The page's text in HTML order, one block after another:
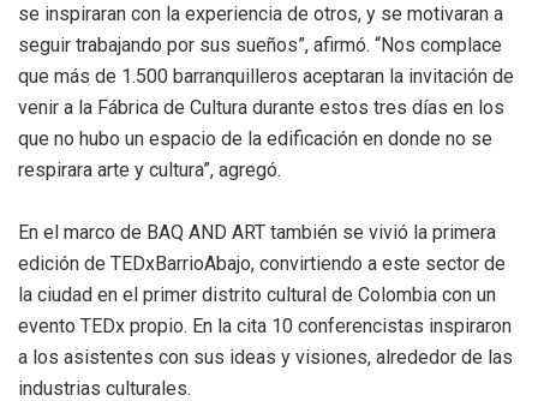
se inspiraran con la experiencia de otros, y se motivaran a
seguir trabajando por sus sueños”, afirmó. “Nos complace
que más de 1.500 barranquilleros aceptaran la invitación de
venir a la Fábrica de Cultura durante estos tres días en los
que no hubo un espacio de la edificación en donde no se
respirara arte y cultura”, agregó.
En el marco de BAQ AND ART también se vivió la primera
edición de TEDxBarrioAbajo, convirtiendo a este sector de
la ciudad en el primer distrito cultural de Colombia con un
evento TEDx propio. En la cita 10 conferencistas inspiraron
a los asistentes con sus ideas y visiones, alrededor de las
industrias culturales.